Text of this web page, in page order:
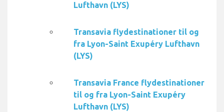
Lufthavn (LYS)
Transavia flydestinationer til og
fra Lyon-Saint Exupéry Lufthavn
(LYS)
Transavia France flydestinationer
til og fra Lyon-Saint Exupéry
Lufthavn (LYS)